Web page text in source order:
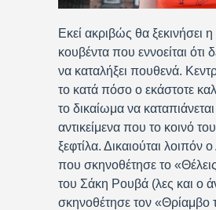
Εκεί ακριβώς θα ξεκινήσει
κουβέντα που εννοείται ότι
να καταλήξει πουθενά.
το κατά πόσο ο εκάστοτε
το δικαίωμα να
αντικείμενα που το κοινό
ξεφτίλα. Δικαιούται λοιπόν
που σκηνοθέτησε το
του Σάκη Ρουβά (λες και ο
σκηνοθέτησε τον «Θρίαμβο